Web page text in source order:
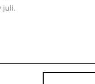
juli.